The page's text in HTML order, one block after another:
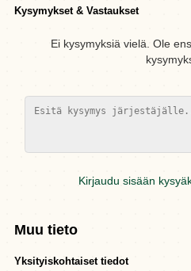
Kysymykset & Vastaukset
Ei kysymyksiä vielä. Ole
Kirjaudu sisään
Muu tieto
Yksityiskohtaiset tiedot